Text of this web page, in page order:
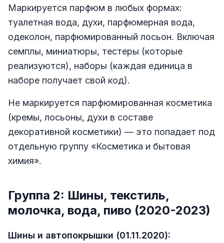
Маркируется парфюм в любых формах:
туалетная вода, духи, парфюмерная вода,
одеколон, парфюмированный лосьон. Включая
семплы, миниатюры, тестеры (которые
реализуются), наборы (каждая единица в
наборе получает свой код).
Не маркируется парфюмированная косметика
(кремы, лосьоны, духи в составе
декоративной косметики) — это попадает под
отдельную группу «Косметика и бытовая
химия».
Группа 2: Шины, текстиль,
молочка, вода, пиво (2020-2023)
Шины и автопокрышки (01.11.2020):